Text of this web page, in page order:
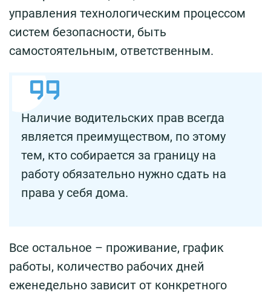
управления технологическим процессом
систем безопасности, быть
самостоятельным, ответственным.
Наличие водительских прав всегда
является преимуществом, по этому
тем, кто собирается за границу на
работу обязательно нужно сдать на
права у себя дома.
Все остальное – проживание, график
работы, количество рабочих дней
еженедельно зависит от конкретного